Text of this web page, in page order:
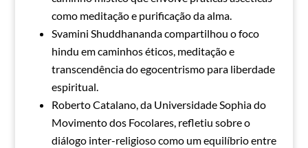
como meditação e purificação da alma.
Svamini Shuddhananda compartilhou o foco
hindu em caminhos éticos, meditação e
transcendência do egocentrismo para liberdade
espiritual.
Roberto Catalano, da Universidade Sophia do
Movimento dos Focolares, refletiu sobre o
diálogo inter-religioso como um equilíbrio entre